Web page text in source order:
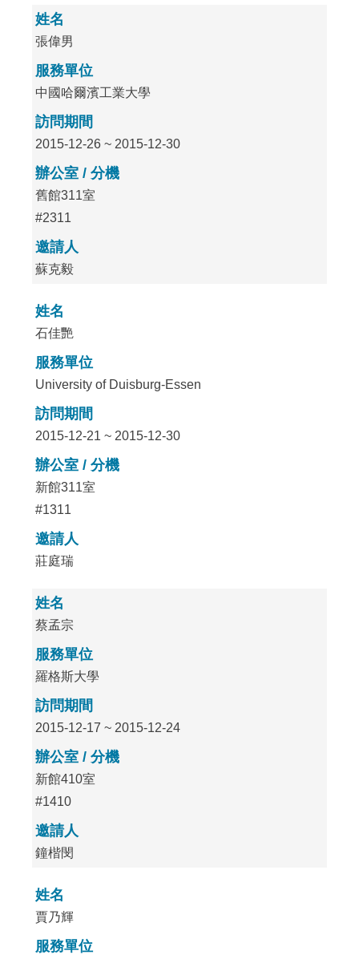
姓名
張偉男
服務單位
中國哈爾濱工業大學
訪問期間
2015-12-26 ~ 2015-12-30
辦公室 / 分機
舊館311室
#2311
邀請人
蘇克毅
姓名
石佳艷
服務單位
University of Duisburg-Essen
訪問期間
2015-12-21 ~ 2015-12-30
辦公室 / 分機
新館311室
#1311
邀請人
莊庭瑞
姓名
蔡孟宗
服務單位
羅格斯大學
訪問期間
2015-12-17 ~ 2015-12-24
辦公室 / 分機
新館410室
#1410
邀請人
鐘楷閔
姓名
賈乃輝
服務單位